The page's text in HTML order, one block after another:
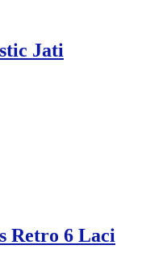
Jati
Retro 6 Laci